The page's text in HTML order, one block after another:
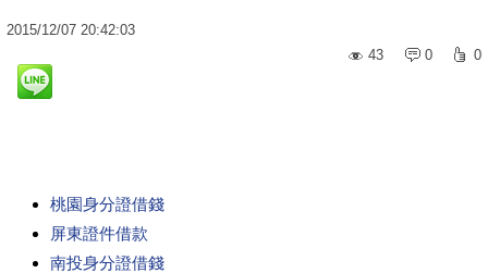
2015/12/07 20:42:03
43
0 0
桃園身分證借錢
屏東證件借款
南投身分證借錢